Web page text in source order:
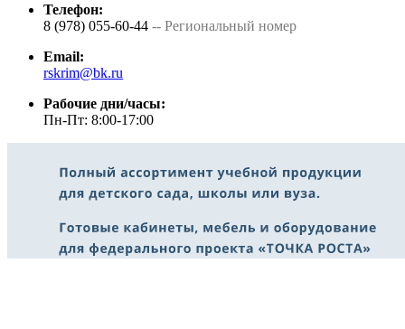
Телефон:
8 (978) 055-60-44 -- Региональный номер
Email:
rskrim@bk.ru
Рабочие дни/часы:
Пн-Пт: 8:00-17:00